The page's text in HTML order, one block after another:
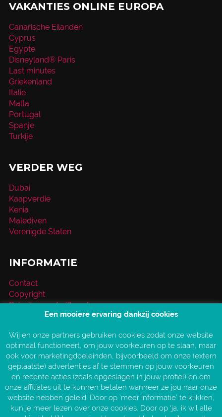
VAKANTIES ONLINE EUROPA
Canarische Eilanden
Cyprus
Egypte
Disneyland® Paris
Last minutes
Griekenland
Italie
Malta
Portugal
Spanje
Turkije
VERDER WEG
Dubai
Kaapverdië
Kenia
Malediven
Verenigde Staten
INFORMATIE
Contact
Copyright
Reischeque / giftcard
Over VakantieXperts
Service en vragen
Vind jouw VakantieXpert
Vacatures
AANGESLOTEN BIJ:
Een mooiere ervaring dankzij cookies
Wij en onze partners gebruiken cookies zodat onze website
optimaal functioneert, om jouw voorkeuren op te slaan, maar
ook voor marketingdoeleinden, bijvoorbeeld om onze (extern
geplaatste) advertenties af te stemmen op jouw voorkeuren
en recente acties (zoals opgeslagen in jouw profiel) en om
onze affiliates uit te kunnen betalen wanneer ze jou naar onze
website hebben geleid. Door op ‘meer informatie’ te klikken,
kun je meer lezen over onze cookies. Door op ‘ja, ik wil alle